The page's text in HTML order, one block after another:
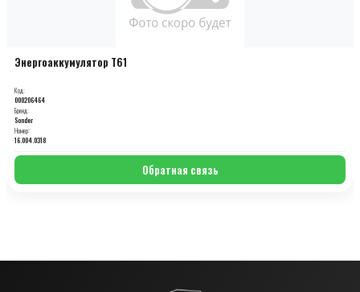
Энергоаккумулятор T61
Код:
000206464
Бренд:
Sonder
Номер:
16.004.0318
Обратная связь